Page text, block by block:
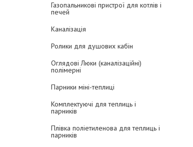
Газопальникові пристрої для котлів і
печей
Каналізація
Ролики для душових кабін
Оглядові Люки (каналізаційні)
полімерні
Парники міні-теплиці
Комплектуючі для теплиць і
парників
Плівка поліетиленова для теплиць і
парників